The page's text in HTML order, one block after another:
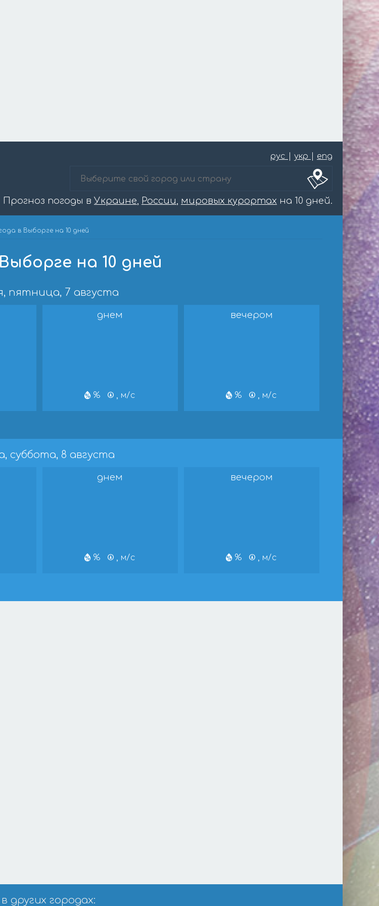
рус укр eng
Прогноз погоды в Украине, России, мировых курортах на 10 дней.
в Выборге на 10 дней
на 10 дней
пятница, 7 августа
днем
% , м/с
вечером
% , м/с
суббота, 8 августа
днем
% , м/с
вечером
% , м/с
других городах: